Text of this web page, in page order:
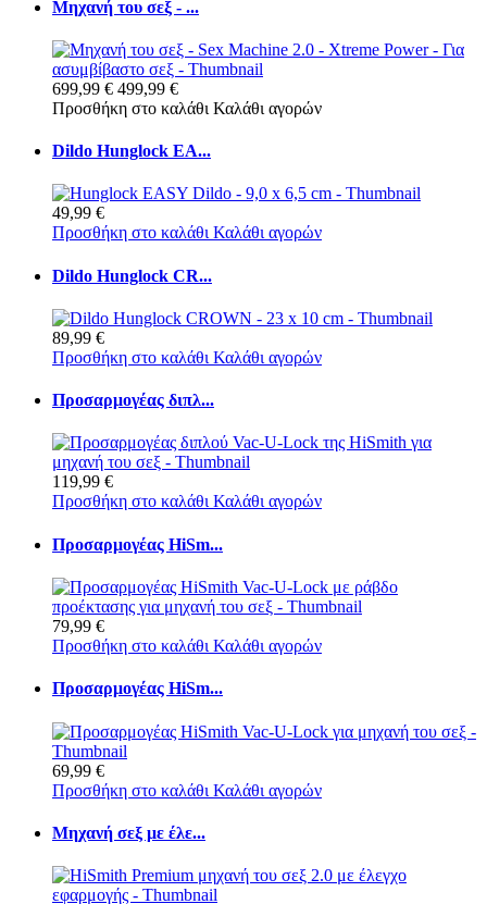
Μηχανή του σεξ - ...
699,99 € 499,99 €
Προσθήκη στο καλάθι Καλάθι αγορών
Dildo Hunglock EA...
49,99 €
Προσθήκη στο καλάθι Καλάθι αγορών
Dildo Hunglock CR...
89,99 €
Προσθήκη στο καλάθι Καλάθι αγορών
Προσαρμογέας διπλ...
119,99 €
Προσθήκη στο καλάθι Καλάθι αγορών
Προσαρμογέας HiSm...
79,99 €
Προσθήκη στο καλάθι Καλάθι αγορών
Προσαρμογέας HiSm...
69,99 €
Προσθήκη στο καλάθι Καλάθι αγορών
Μηχανή σεξ με έλε...